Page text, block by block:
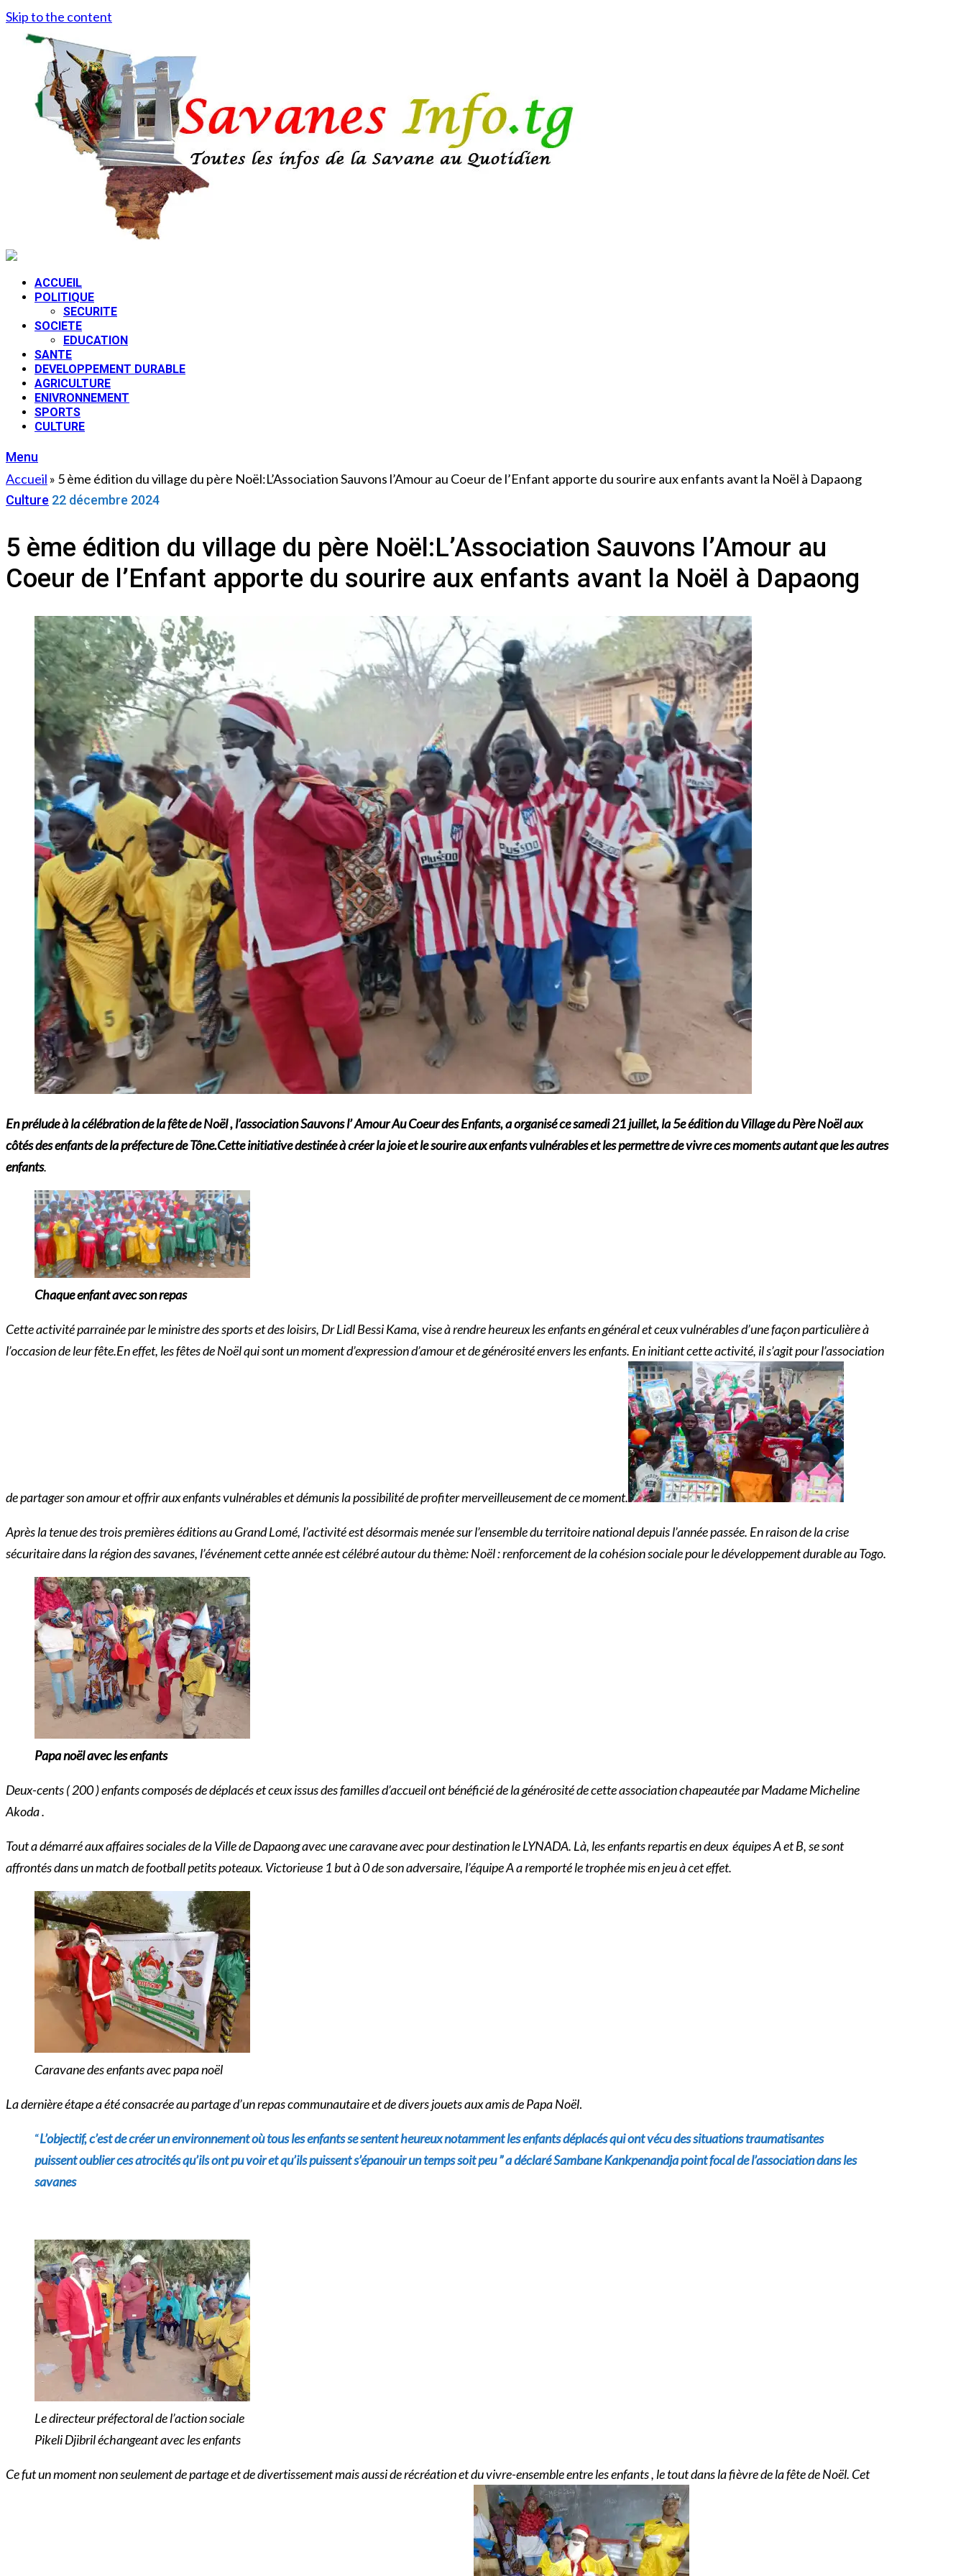
Skip to the content
ACCUEIL
POLITIQUE
SECURITE
SOCIETE
EDUCATION
SANTE
DEVELOPPEMENT DURABLE
AGRICULTURE
ENIVRONNEMENT
SPORTS
CULTURE
Menu
Accueil » 5 ème édition du village du père Noël:L’Association Sauvons l’Amour au Coeur de l’Enfant apporte du sourire aux enfants avant la Noël à Dapaong
Culture 22 décembre 2024
5 ème édition du village du père Noël:L’Association Sauvons l’Amour au
Coeur de l’Enfant apporte du sourire aux enfants avant la Noël à Dapaong
En prélude à la célébration de la fête de Noël , l’association Sauvons l’ Amour Au Coeur des Enfants, a organisé ce samedi 21 juillet, la 5e édition du Village du Père Noël aux
côtés des enfants de la préfecturede Tône.Cette initiative destinée à créer la joie et le sourire aux enfants vulnérables et les permettre de vivre ces moments autant que les autres
enfants.
Chaque enfant avec son repas
Cette activité parrainée par le ministre des sports et des loisirs, Dr Lidl Bessi Kama, vise à rendre heureux les enfants en général et ceux vulnérables d’une façon particulière à
l’occasion de leur fête.En effet, les fêtes de Noël qui sont un moment d’expression d’amour et de générosité envers les enfants. En initiant cette activité, il s’agit pour l’association
de partager son amour et offrir aux enfants vulnérables et démunis la possibilité de profiter merveilleusement de ce moment.
Après la tenue des trois premières éditions au Grand Lomé, l’activité est désormais menée sur l’ensemble du territoire national depuis l’année passée. En raison de la crise
sécuritaire dans la région des savanes, l’événement cette année est célébré autour du thème: Noël : renforcement de la cohésion sociale pour le développement durable au Togo.
Papa noël avec les enfants
Deux-cents ( 200 ) enfants composés de déplacés et ceux issus des familles d’accueil ont bénéficié de la générosité de cette association chapeautée par Madame Micheline
Akoda .
Tout a démarré aux affaires sociales de la Ville de Dapaong avec une caravane avec pour destination le LYNADA. Là, les enfants repartis en deux équipes A et B, se sont
affrontés dans un match de football petits poteaux. Victorieuse 1 but à 0 de son adversaire, l’équipe A a remporté le trophée mis en jeu à cet effet.
Caravane des enfants avec papa noël
La dernière étape a été consacrée au partage d’un repas communautaire et de divers jouets aux amis de Papa Noël.
“L’objectif, c’est de créer un environnement où tous les enfants se sentent heureux notamment les enfants déplacés qui ont vécu des situations traumatisantes
puissent oublier ces atrocités qu’ils ont pu voir et qu’ils puissent s’épanouir un temps soit peu ” a déclaré Sambane Kankpenandja point focal de l’association dans les
savanes
Le directeur préfectoral de l’action sociale
Pikeli Djibril échangeant avec les enfants
Ce fut un moment non seulement de partage et de divertissement mais aussi de récréation et du vivre-ensemble entre les enfants , le tout dans la fièvre de la fête de Noël. Cet